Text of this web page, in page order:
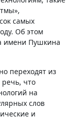
самых
Об этом
имени Пушкина
переходят из
что
на
слов
и